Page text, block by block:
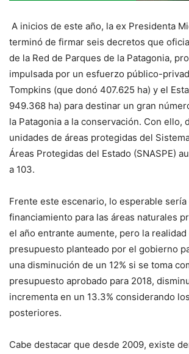
A inicios de este año, la ex Presidenta
terminó de firmar seis decretos que
de la Red de Parques de la Patagonia,
impulsada por un esfuerzo público-
Tompkins (que donó 407.625 ha) y el
949.368 ha) para destinar un gran
la Patagonia a la conservación. Con ello,
unidades de áreas protegidas del
Áreas Protegidas del Estado (SNASPE)
a 103.
Frente este escenario, lo esperable sería
financiamiento para las áreas naturales
el año entrante aumente, pero la realidad
presupuesto planteado por el gobierno
una disminución de un 12% si se toma
presupuesto aprobado para 2018,
incrementa en un 13.3% considerando
posteriores.
Cabe destacar que desde 2009, existe